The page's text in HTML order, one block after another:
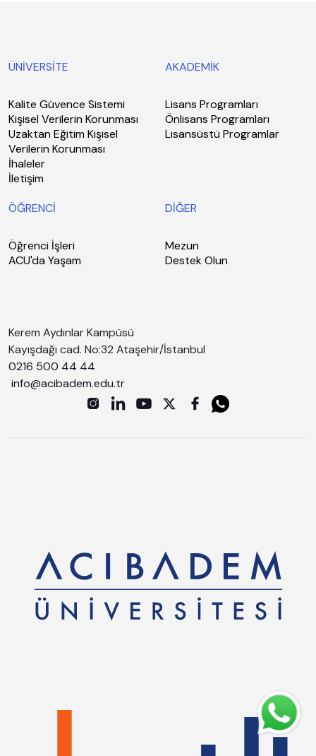
ÜNİVERSİTE
Kalite Güvence Sistemi
Kişisel Verilerin Korunması
Uzaktan Eğitim Kişisel
Verilerin Korunması
İhaleler
İletişim
AKADEMİK
Lisans Programları
Önlisans Programları
Lisansüstü Programlar
ÖĞRENCİ
Öğrenci İşleri
ACU'da Yaşam
DİĞER
Mezun
Destek Olun
Kerem Aydınlar Kampüsü
Kayışdağı cad. No:32 Ataşehir/İstanbul
0216 500 44 44
info@acibadem.edu.tr